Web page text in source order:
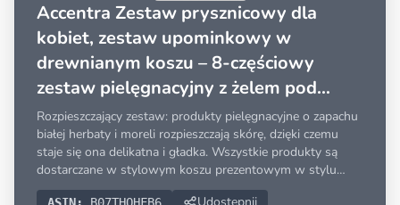
Accentra Zestaw prysznicowy dla
kobiet, zestaw upominkowy w
drewnianym koszu – 8-częściowy
zestaw pielęgnacyjny z żelem pod
prysznic, balsamem do ciała,
dodatkami do kąpieli, peelingiem i
kremem do
Rozpieszczający zestaw: produkty pielęgnacyjne o zapachu
białej herbaty i moreli rozpieszczają skórę, dzięki czemu
staje się ona delikatna i gładka. Wszystkie produkty są
dostarczane w stylowym koszu prezentowym w stylu
shabby, który idealnie nadaje się do przechowywania i